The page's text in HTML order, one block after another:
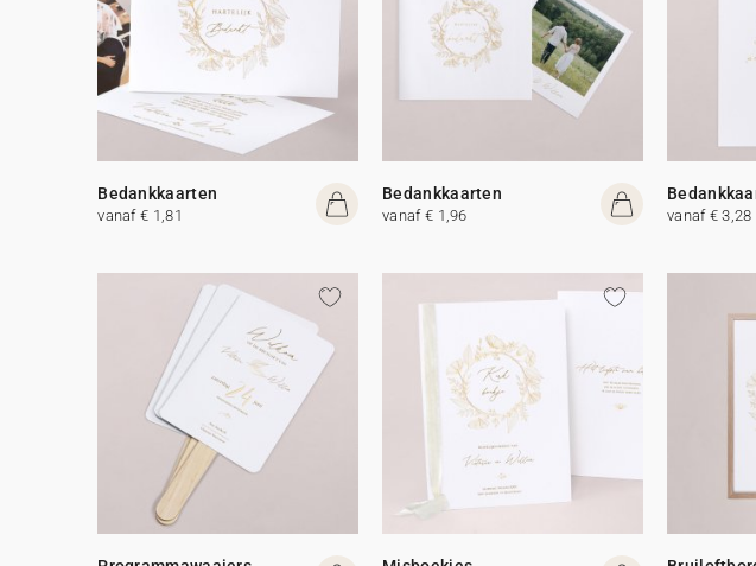
Bedankkaarten
vanaf € 1,81
Bedankkaarten
vanaf € 1,96 vanaf € 3,28